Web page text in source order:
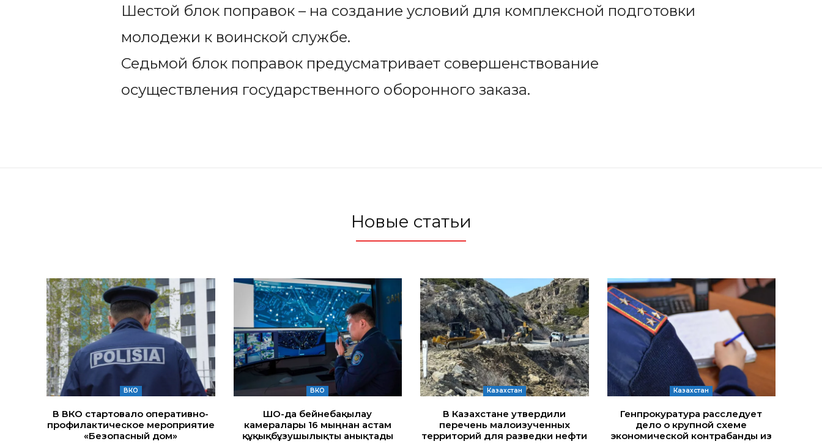
Шестой блок поправок – на создание условий для комплексной подготовки
молодежи к воинской службе.
Седьмой блок поправок предусматривает совершенствование
осуществления государственного оборонного заказа.
Новые статьи
ВКО
В ВКО стартовало оперативно-
профилактическое мероприятие
«Безопасный дом»
ВКО
ШҚО-да бейнебақылау
камералары 16 мыңнан астам
құқықбұзушылықты анықтады
Казахстан
В Казахстане утвердили
перечень малоизученных
территорий для разведки нефти
Казахстан
Генпрокуратура расследует
дело о крупной схеме
экономической контрабанды из